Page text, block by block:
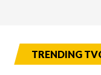
TRENDING